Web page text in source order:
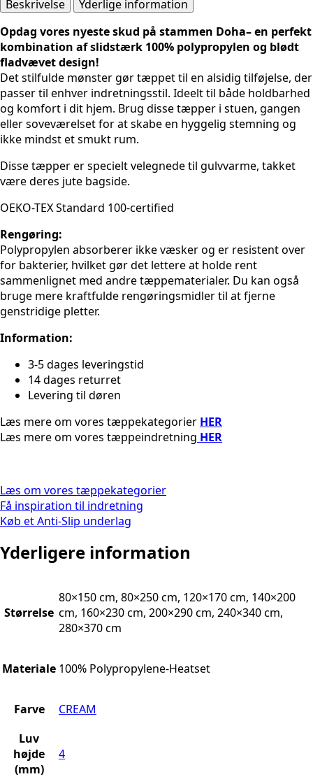
Beskrivelse
Yderlige information
Opdag vores nyeste skud på stammen Doha– en perfekt
kombination af slidstærk 100% polypropylen og blødt
fladvævet design!
Det stilfulde mønster gør tæppet til en alsidig tilføjelse, der
passer til enhver indretningsstil. Ideelt til både holdbarhed
og komfort i dit hjem. Brug disse tæpper i stuen, gangen
eller soveværelset for at skabe en hyggelig stemning og
ikke mindst et smukt rum.
Disse tæpper er specielt velegnede til gulvvarme, takket
være deres jute bagside.
OEKO-TEX Standard 100-certified
Rengøring:
Polypropylen absorberer ikke væsker og er resistent over
for bakterier, hvilket gør det lettere at holde rent
sammenlignet med andre tæppematerialer. Du kan også
bruge mere kraftfulde rengøringsmidler til at fjerne
genstridige pletter.
Information:
3-5 dages leveringstid
14 dages returret
Levering til døren
Læs mere om vores tæppekategorier HER
Læs mere om vores tæppeindretning HER
Læs om vores tæppekategorier
Få inspiration til indretning
Køb et Anti-Slip underlag
Yderligere information
Størrelse
80×150 cm, 80×250 cm, 120×170 cm, 140×200
cm, 160×230 cm, 200×290 cm, 240×340 cm,
280×370 cm
Materiale 100% Polypropylene-Heatset
Farve
CREAM
Luv
højde
(mm)
4